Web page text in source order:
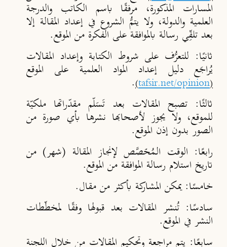
المسارات المذكورة، مرفقًا باسم الكاتب والدرجة
العلمية والدولة، ولا يتمُّ الشروع في إعداد المقالة إلا
بعد تلقِّي رسالة بالموافقة على الفكرة من الموقع.
ثانيًا: للتعرُّف على شروط الكتابة وإعداد المقالات
يُراجَع دليل إعداد المواد العلمية على الموقع
(
tafsir.net/opinion
)
.
ثالثًا: تصبح المقالات بعد تَسَلّم مقدّراتها ملكيّة
للموقع، ولا يجوز لأصحابها نشرها بأي صورة من
الصور بدون إذن الموقع.
رابعًا: الوقت الـمُخَصَّص لإنجاز المقالة (شهر) من
تاريخ استلام رسالة الموافقة من الموقع.
خامسًا:يمكن المشاركة بأكثر من مقال.
سادسًا: تُنشر المقالات بعد قبولها وفقًا لمخطّطات
النشر في الموقع.
سابعًا: يتم مراجعة وتحكيم المقالات من خلال اللجنة